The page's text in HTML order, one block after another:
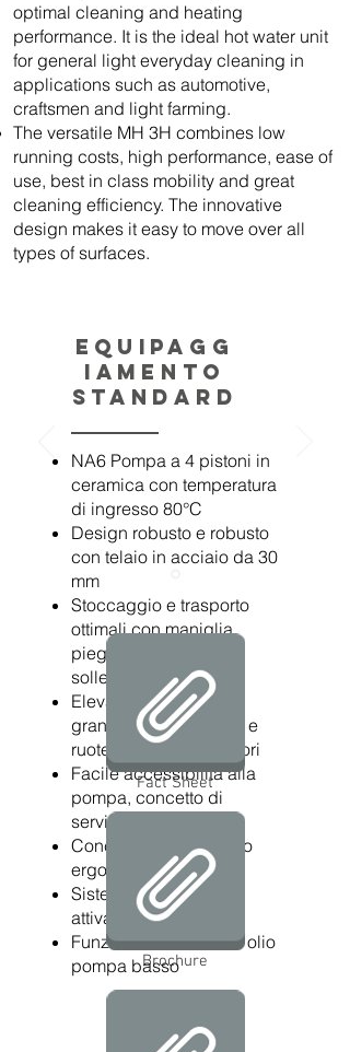
optimal cleaning and heating
performance. It is the ideal hot water unit
for general light everyday cleaning in
applications such as automotive,
craftsmen and light farming.
The versatile MH 3H combines low
running costs, high performance, ease of
use, best in class mobility and great
cleaning efficiency. The innovative
design makes it easy to move over all
types of surfaces.
Equipagg
iamento
standard
NA6 Pompa a 4 pistoni in
ceramica con temperatura
di ingresso 80°C
Design robusto e robusto
con telaio in acciaio da 30
mm
Stoccaggio e trasporto
ottimali con maniglia
pieghevole e punti di
sollevamento facili
Elevata mobilità con
grandi ruote posteriori e
ruote piroettanti anteriori
Facile accessibilità alla
pompa, concetto di
servizio ottimale
Concetto di accessorio
ergonomico
Sistema di controllo
attivato dal flusso
Funzione di sicurezza olio
pompa basso
Fact Sheet
Brochure